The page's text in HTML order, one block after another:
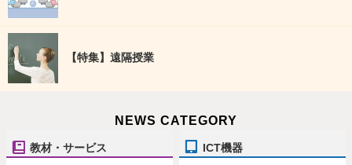
【特集】遠隔授業
NEWS CATEGORY
教材・サービス ICT機器